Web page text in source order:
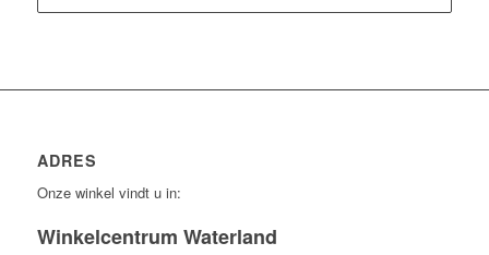
ADRES
Onze winkel vindt u in:
Winkelcentrum Waterland